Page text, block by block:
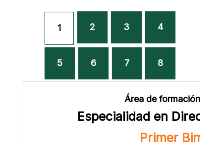
1 2 3 4
5 6 7 8
Área de formación
Especialidad en
Primer